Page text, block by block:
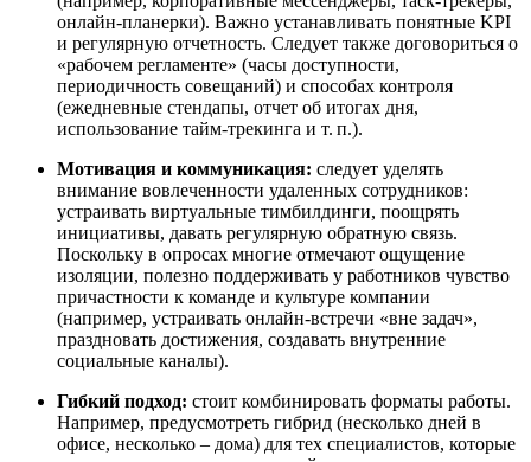
онлайн-планерки). Важно устанавливать понятные KPI
и регулярную отчетность. Следует также договориться о
«рабочем регламенте» (часы доступности,
периодичность совещаний) и способах контроля
(ежедневные стендапы, отчет об итогах дня,
использование тайм-трекинга и т. п.).
Мотивация и коммуникация: следует уделять
внимание вовлеченности удаленных сотрудников:
устраивать виртуальные тимбилдинги, поощрять
инициативы, давать регулярную обратную связь.
Поскольку в опросах многие отмечают ощущение
изоляции, полезно поддерживать у работников чувство
причастности к команде и культуре компании
(например, устраивать онлайн‑встречи «вне задач»,
праздновать достижения, создавать внутренние
социальные каналы).
Гибкий подход: стоит комбинировать форматы работы.
Например, предусмотреть гибрид (несколько дней в
офисе, несколько – дома) для тех специалистов, которые